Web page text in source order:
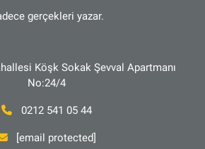
gerçekleri yazar.
Köşk Sokak Şevval Apartmanı
No:24/4
0212 541 05 44
[email protected]